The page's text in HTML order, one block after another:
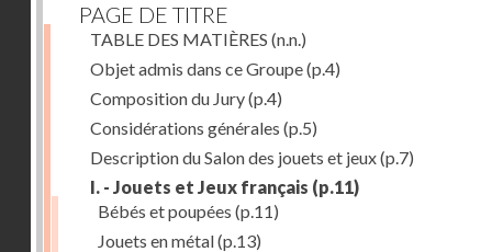
PAGE DE TITRE
TABLE DES MATIÈRES (n.n.)
Objet admis dans ce Groupe(p.4)
Composition du Jury(p.4)
Considérations générales (p.5)
Description du Salon des jouets et jeux(p.7)
I. - Jouets et Jeux français (p.11)
Bébés et poupées (p.11)
Jouets en métal(p.13)